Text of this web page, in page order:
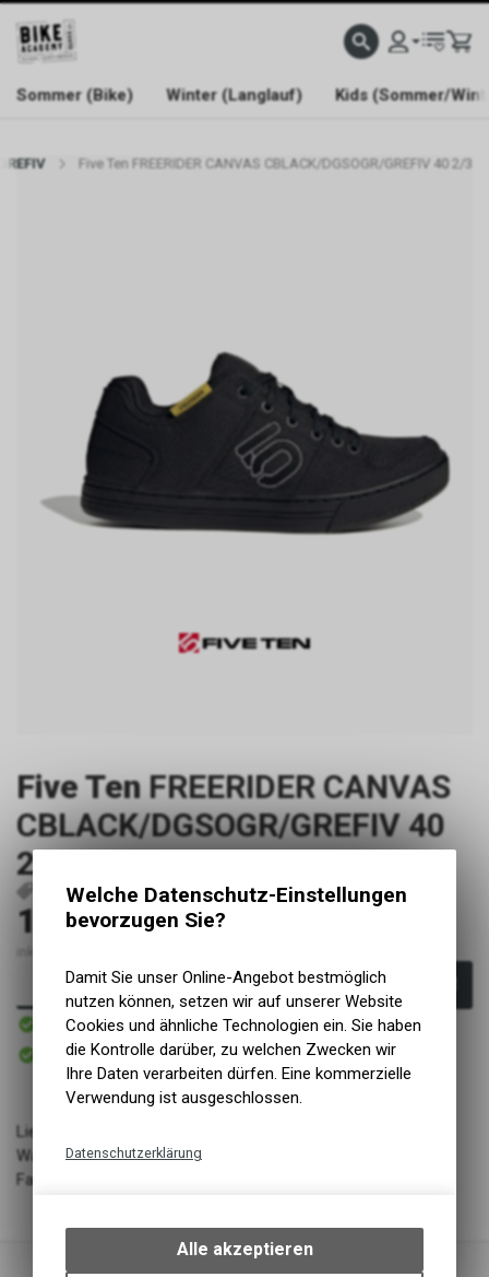
WELCOME TO BIKE ACADEMY
Sommer (Bike) Winter (Langlauf) Kids (Sommer/
Five Ten FREERIDER CANVAS CBLACK/DGSOGR/GREFIV 40 2/3
Five Ten FREERIDER CANVAS
CBLACK/DGSOGR/GREFIV 40
2/3
P9267 4062065848177
140.00CHF
In den Warenkorb
Sofort verfügbar
Versand
Sofort abholbar
Abholung BIKE ACADEMY DAVOS
Lieferant: Adidas
Warengruppe: Bekleidung - Schuhe
Farbe: CBLACK/DGSOGR/GREFIV
Welche Datenschutz-Einstellungen
bevorzugen Sie?
Damit Sie unser Online-Angebot bestmöglich
nutzen können, setzen wir auf unserer Website
Cookies und ähnliche Technologien ein. Sie haben
die Kontrolle darüber, zu welchen Zwecken wir
Ihre Daten verarbeiten dürfen. Eine kommerzielle
Verwendung ist ausgeschlossen.
Datenschutzerklärung
bestimmte Interaktionen und
Einstellungen auf Ihrem Gerät,
Alle akzeptieren